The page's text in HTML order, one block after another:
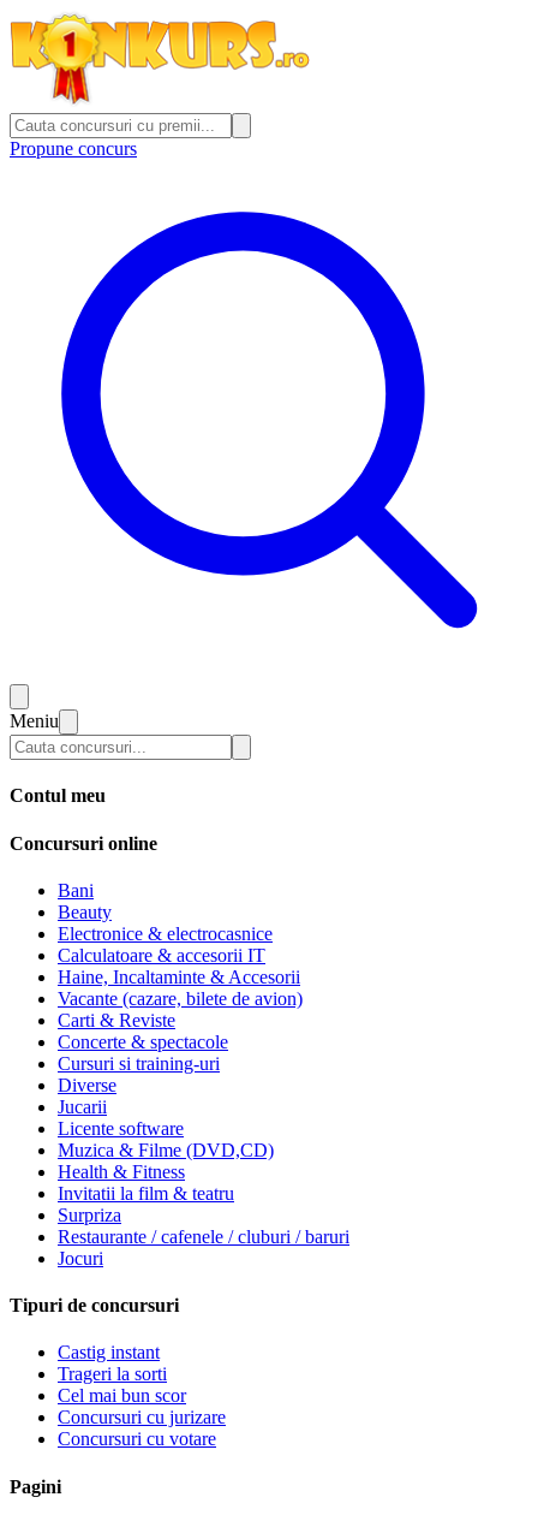
Propune concurs
Meniu
Contul meu
Concursuri online
Bani
Beauty
Electronice & electrocasnice
Calculatoare & accesorii IT
Haine, Incaltaminte & Accesorii
Vacante (cazare, bilete de avion)
Carti & Reviste
Concerte & spectacole
Cursuri si training-uri
Diverse
Jucarii
Licente software
Muzica & Filme (DVD,CD)
Health & Fitness
Invitatii la film & teatru
Surpriza
Restaurante / cafenele / cluburi / baruri
Jocuri
Tipuri de concursuri
Castig instant
Trageri la sorti
Cel mai bun scor
Concursuri cu jurizare
Concursuri cu votare
Pagini